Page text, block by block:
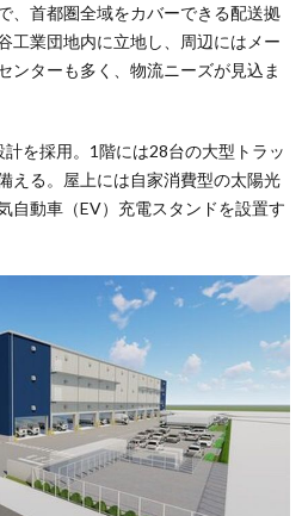
、首都圏全域をカバーできる配送拠
工業団地内に立地し、周辺にはメー
ンターも多く、物流ニーズが見込ま
を採用。1階には28台の大型トラッ
える。屋上には自家消費型の太陽光
自動車（EV）充電スタンドを設置す